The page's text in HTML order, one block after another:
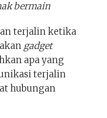
bermain
terjalin ketika
gadget
apa yang
terjalin
hubungan